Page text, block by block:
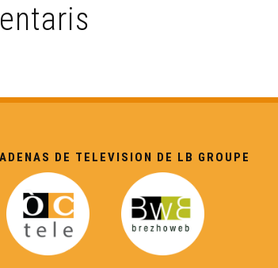
DE TELEVISION DE LB GROUPE